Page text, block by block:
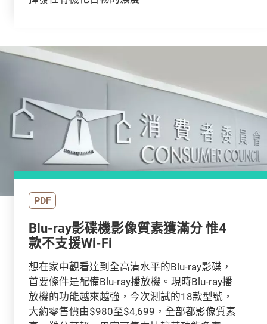
PDF
Blu-ray影碟機影像質素獲滿分 惟4
款不支援Wi-Fi
想在家中觀看達到全高清水平的Blu-ray影碟，
首要條件是配備Blu-ray播放機。現時Blu-ray播
放機的功能越來越強，今次測試的18款型號，
大約零售價由$980至$4,699，全部都影像質素